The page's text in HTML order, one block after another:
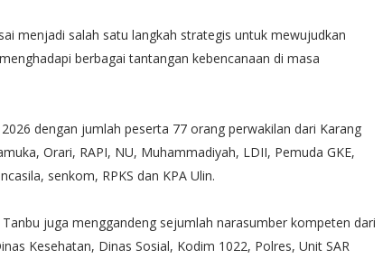
menjadi salah satu langkah strategis untuk mewujudkan
berbagai tantangan kebencanaan di masa
dengan jumlah peserta 77 orang perwakilan dari Karang
Orari, RAPI, NU, Muhammadiyah, LDII, Pemuda GKE,
senkom, RPKS dan KPA Ulin.
juga menggandeng sejumlah narasumber kompeten dari
Kesehatan, Dinas Sosial, Kodim 1022, Polres, Unit SAR